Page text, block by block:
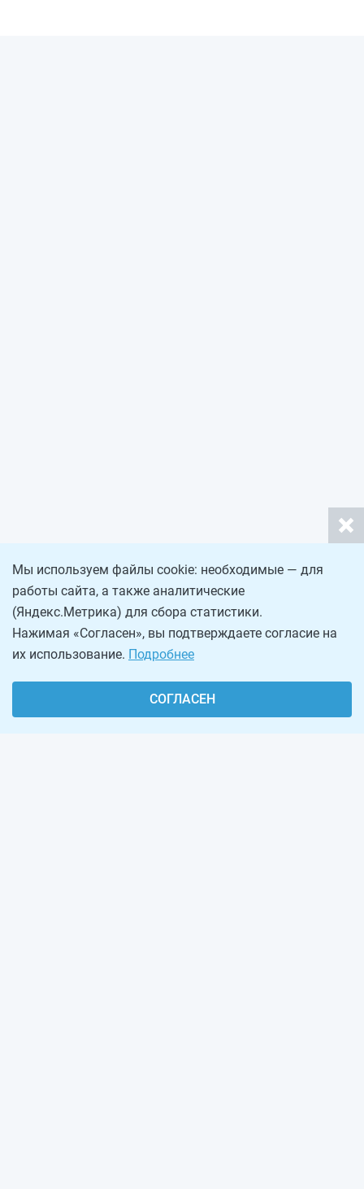
Мы используем файлы cookie: необходимые — для
работы сайта, а также аналитические
(Яндекс.Метрика) для сбора статистики.
Нажимая «Согласен», вы подтверждаете согласие на
их использование. Подробнее
СОГЛАСЕН